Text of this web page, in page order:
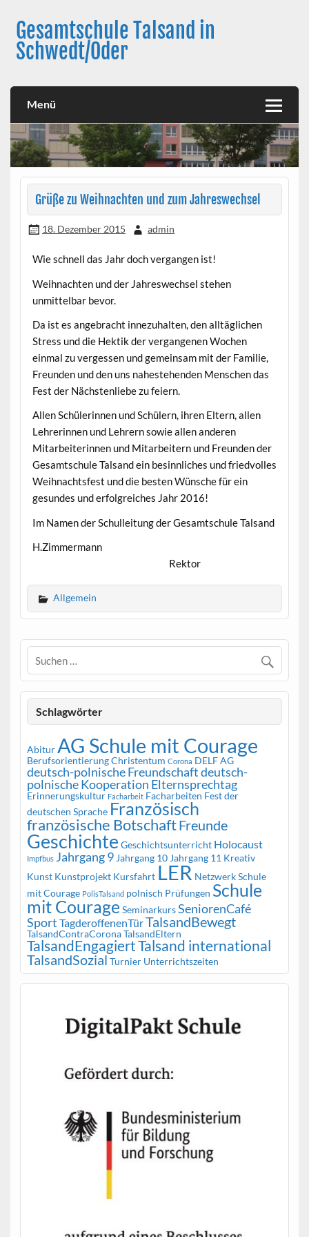
contentGesamtschule Talsand in
Schwedt/Oder
Menü
Grüße zu Weihnachten und zum Jahreswechsel
18. Dezember 2015 admin
Wie schnell das Jahr doch vergangen ist!
Weihnachten und der Jahreswechsel stehen
unmittelbar bevor.
Da ist es angebracht innezuhalten, den alltäglichen
Stress und die Hektik der vergangenen Wochen
einmal zu vergessen und gemeinsam mit der Familie,
Freunden und den uns nahestehenden Menschen das
Fest der Nächstenliebe zu feiern.
Allen Schülerinnen und Schülern, ihren Eltern, allen
Lehrerinnen und Lehrern sowie allen anderen
Mitarbeiterinnen und Mitarbeitern und Freunden der
Gesamtschule Talsand ein besinnliches und friedvolles
Weihnachtsfest und die besten Wünsche für ein
gesundes und erfolgreiches Jahr 2016!
Im Namen der Schulleitung der Gesamtschule Talsand
H.Zimmermann
Rektor
Allgemein
Schlagwörter
AbiturAG Schule mit Courage
BerufsorientierungChristentum Corona DELF AG
deutsch-polnische Freundschaftdeutsch-
polnische Kooperation Elternsprechtag
Erinnerungskultur Facharbeit Facharbeiten Fest der
deutschen Sprache Französisch
französische BotschaftFreunde
Geschichte Geschichtsunterricht Holocaust
Impfbus Jahrgang 9Jahrgang 10Jahrgang 11 Kreativ
Kunst Kunstprojekt Kursfahrt LER Netzwerk Schule
mit Courage PolisTalsand polnisch Prüfungen Schule
mit Courage SeminarkursSeniorenCafé
Sport TagderoffenenTürTalsandBewegt
TalsandContraCoronaTalsandEltern
TalsandEngagiertTalsand international
TalsandSozial Turnier Unterrichtszeiten